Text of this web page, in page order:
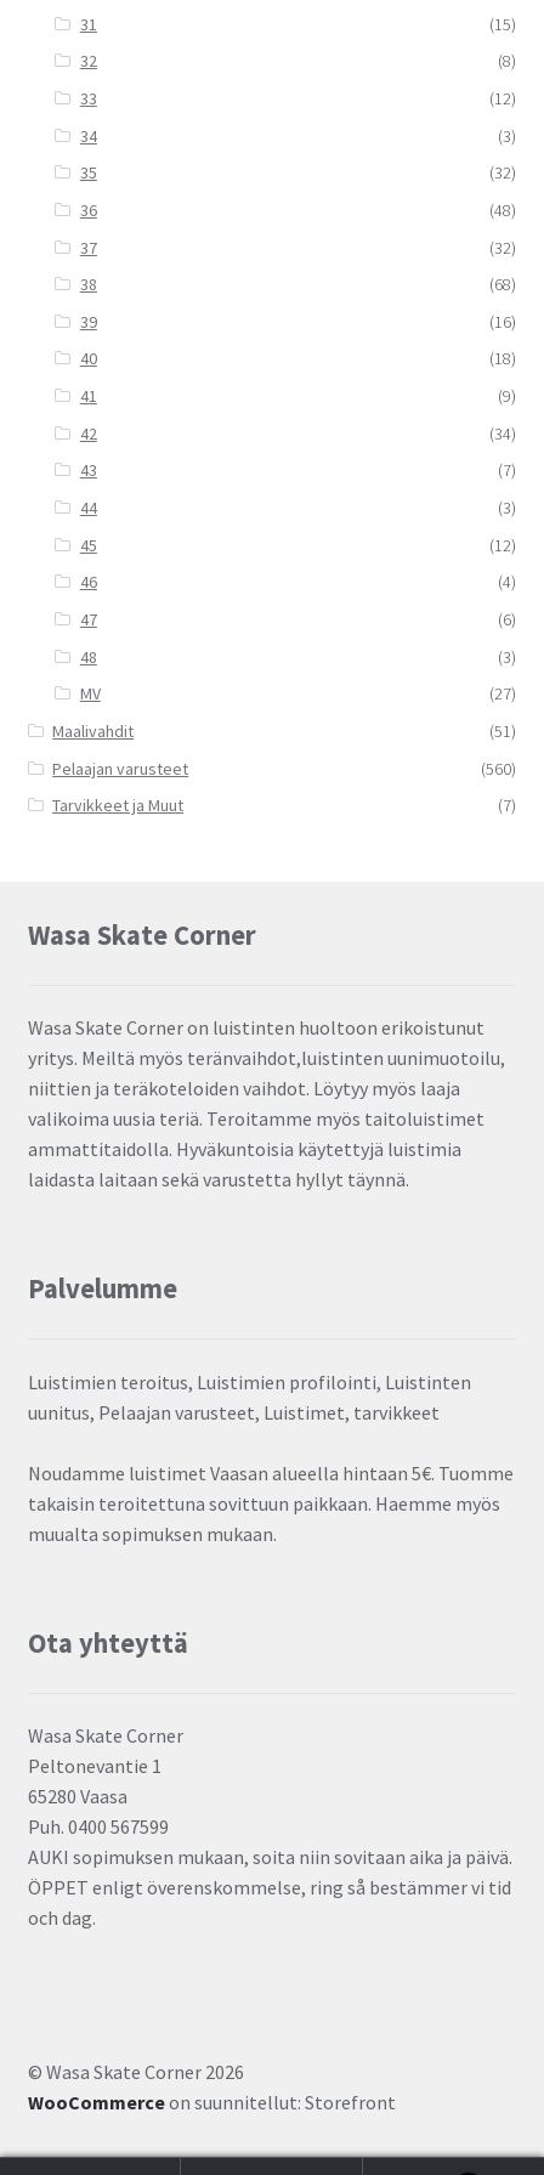
31
(15)
32
(8)
33
(12)
34
(3)
35
(32)
36
(48)
37
(32)
38
(68)
39
(16)
40
(18)
41
(9)
42
(34)
43
(7)
44
(3)
45
(12)
46
(4)
47
(6)
48
(3)
MV
(27)
Maalivahdit
(51)
Pelaajan varusteet
(560)
Tarvikkeet ja Muut
(7)
Wasa Skate Corner
Wasa Skate Corner on luistinten huoltoon erikoistunut
yritys. Meiltä myös teränvaihdot,luistinten uunimuotoilu,
niittien ja teräkoteloiden vaihdot. Löytyy myös laaja
valikoima uusia teriä. Teroitamme myös taitoluistimet
ammattitaidolla. Hyväkuntoisia käytettyjä luistimia
laidasta laitaan sekä varustetta hyllyt täynnä.
Palvelumme
Luistimien teroitus, Luistimien profilointi, Luistinten
uunitus, Pelaajan varusteet, Luistimet, tarvikkeet
Noudamme luistimet Vaasan alueella hintaan 5€. Tuomme
takaisin teroitettuna sovittuun paikkaan. Haemme myös
muualta sopimuksen mukaan.
Ota yhteyttä
Wasa Skate Corner
Peltonevantie 1
65280 Vaasa
Puh. 0400 567599
AUKI sopimuksen mukaan, soita niin sovitaan aika ja päivä.
ÖPPET enligt överenskommelse, ring så bestämmer vi tid
och dag.
© Wasa Skate Corner 2026
WooCommerceon suunnitellut: Storefront